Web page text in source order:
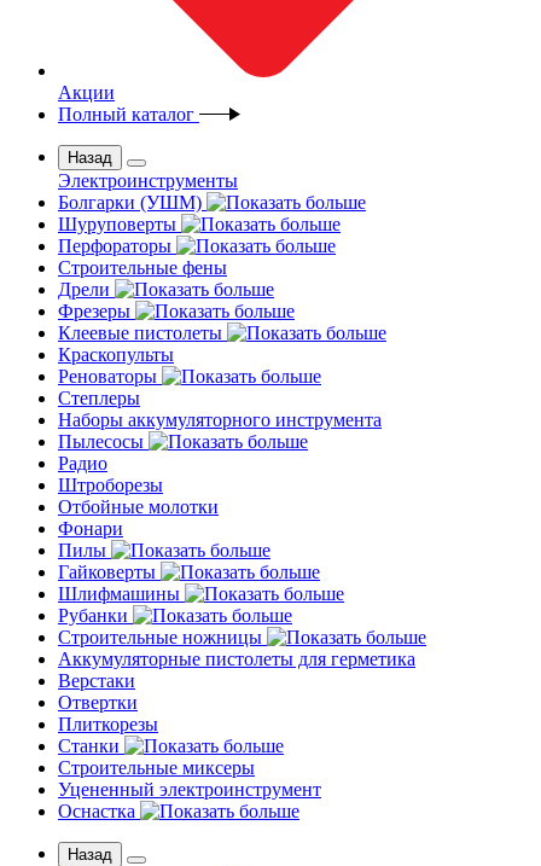
Акции
Полный каталог
Назад
Электроинструменты
Болгарки (УШМ)
Шуруповерты
Перфораторы
Строительные фены
Дрели
Фрезеры
Клеевые пистолеты
Краскопульты
Реноваторы
Степлеры
Наборы аккумуляторного инструмента
Пылесосы
Радио
Штроборезы
Отбойные молотки
Фонари
Пилы
Гайковерты
Шлифмашины
Рубанки
Строительные ножницы
Аккумуляторные пистолеты для герметика
Верстаки
Отвертки
Плиткорезы
Станки
Строительные миксеры
Уцененный электроинструмент
Оснастка
Назад